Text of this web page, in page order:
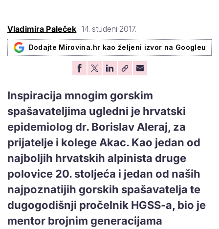
Vladimira Paleček 14. studeni 2017.
Dodajte Mirovina.hr kao željeni izvor na Googleu
Inspiracija mnogim gorskim
spašavateljima ugledni je hrvatski
epidemiolog dr. Borislav Aleraj, za
prijatelje i kolege Akac. Kao jedan od
najboljih hrvatskih alpinista druge
polovice 20. stoljeća i jedan od naših
najpoznatijih gorskih spašavatelja te
dugogodišnji pročelnik HGSS-a, bio je
mentor brojnim generacijama